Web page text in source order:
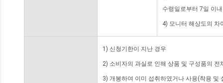
수령일로부터 7일 이
4) 모니터 해상도의 차
1) 신청기한이 지난 경우
2) 소비자의 과실로 인해 상품 및 구성품의
3) 개봉하여 이미 섭취하였거나 사용(착용 및